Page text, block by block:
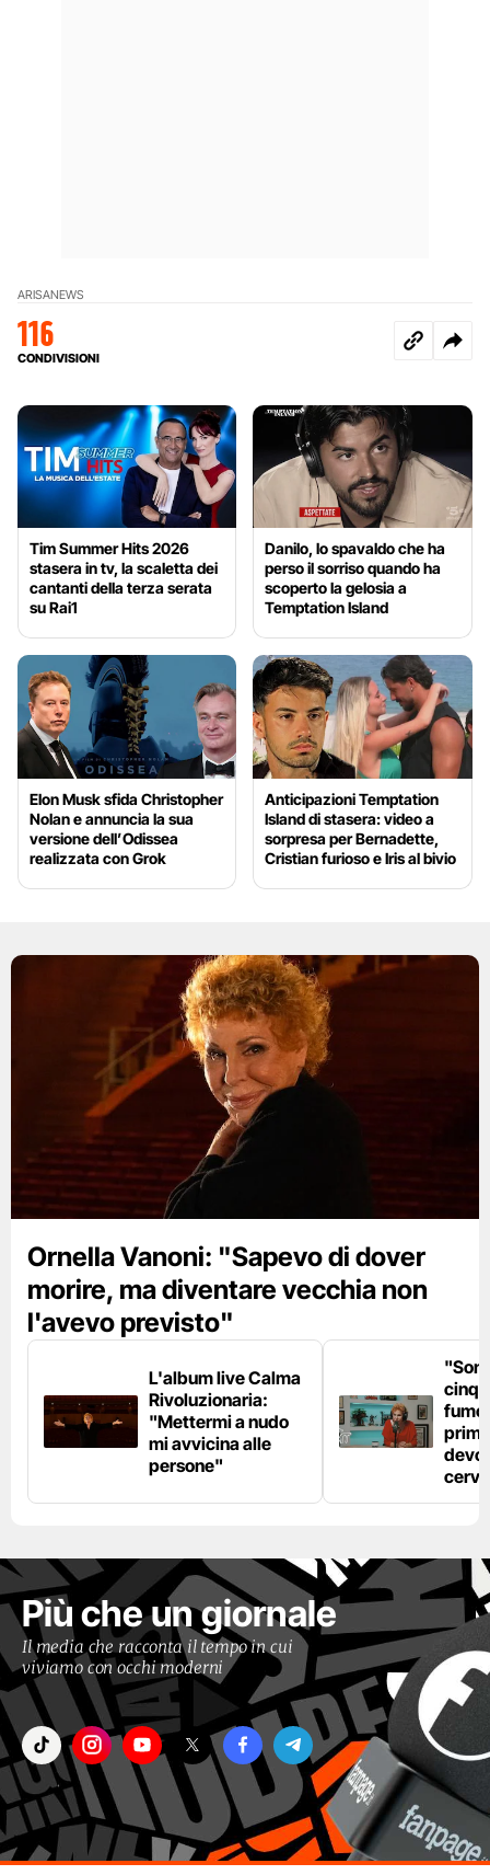
ARISANEWS
116
CONDIVISIONI
Tim Summer Hits 2026
stasera in tv, la scaletta dei
cantanti della terza serata
su Rai1
Danilo, lo spavaldo che ha
perso il sorriso quando ha
scoperto la gelosia a
Temptation Island
Elon Musk sfida Christopher
Nolan e annuncia la sua
versione dell’Odissea
realizzata con Grok
Anticipazioni Temptation
Island di stasera: video a
sorpresa per Bernadette,
Cristian furioso e Iris al bivio
Ornella Vanoni: "Sapevo di dover
morire, ma diventare vecchia non
l'avevo previsto"
L'album live Calma
Rivoluzionaria:
"Mettermi a nudo
mi avvicina alle
persone"
fumo
devo
Più che un giornale
Il media che racconta il tempo in cui
viviamo con occhi moderni